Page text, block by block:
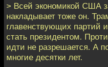
> Всей экономикой США
накладывает тоже он.
главенствующих партий
стать президентом.
идти не разрешается. А
многие десятки лет.